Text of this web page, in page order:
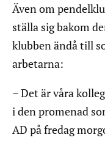
Även om
ställa sig bakom
klubben ändå till
arbetarna:
– Det är våra
i den promenad
AD på fredag